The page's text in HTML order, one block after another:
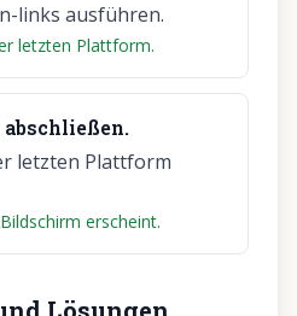
links ausführen.
letzten Plattform.
abschließen.
letzten Plattform
erscheint.